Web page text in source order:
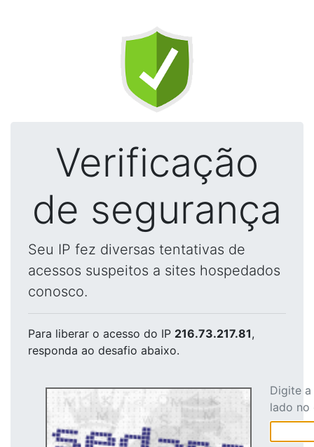
Verificação
de segurança
Seu IP fez diversas tentativas de
acessos suspeitos a sites hospedados
conosco.
Para liberar o acesso do IP 216.73.217.81,
responda ao desafio abaixo.
Digite
lado no